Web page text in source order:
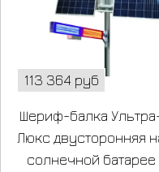
113 364 руб
Шериф-балка
Люкс двусторонняя
солнечной батарее